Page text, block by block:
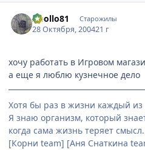
Apollo81 Старожилы
28 Октября, 200421 г
хочу работать в Игровом
а еще я люблю кузнечное дело
Хотя бы раз в жизни каждый из
Я знаю организм, который
когда сама жизнь теряет смысл.
[Корни team] [Аня Снаткина